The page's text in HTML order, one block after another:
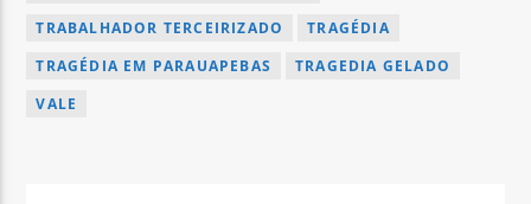
TRABALHADOR TERCEIRIZADO
TRAGÉDIA
TRAGÉDIA EM PARAUAPEBAS
TRAGEDIA GELADO
VALE